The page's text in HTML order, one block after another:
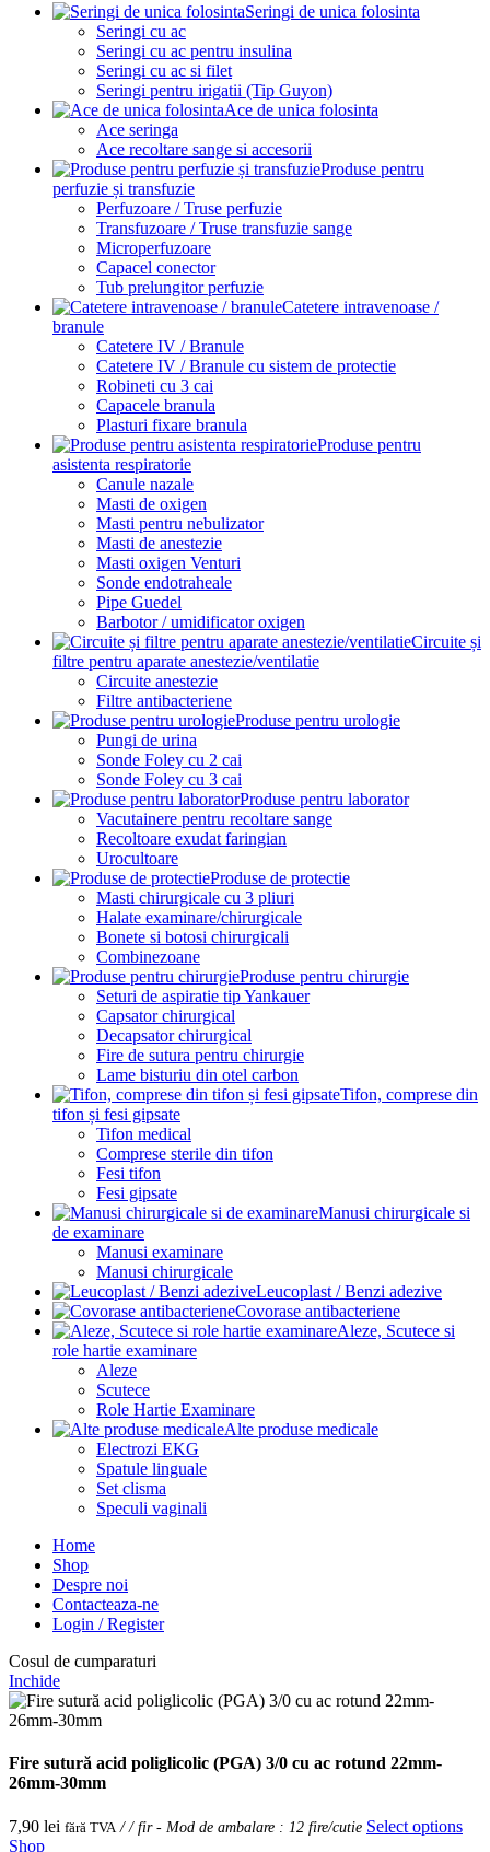
Seringi de unica folosinta
Seringi cu ac
Seringi cu ac pentru insulina
Seringi cu ac si filet
Seringi pentru irigatii (Tip Guyon)
Ace de unica folosinta
Ace seringa
Ace recoltare sange si accesorii
Produse pentru
perfuzie și transfuzie
Perfuzoare / Truse perfuzie
Transfuzoare / Truse transfuzie sange
Microperfuzoare
Capacel conector
Tub prelungitor perfuzie
Catetere intravenoase /
branule
Catetere IV / Branule
Catetere IV / Branule cu sistem de protectie
Robineti cu 3 cai
Capacele branula
Plasturi fixare branula
Produse pentru
asistenta respiratorie
Canule nazale
Masti de oxigen
Masti pentru nebulizator
Masti de anestezie
Masti oxigen Venturi
Sonde endotraheale
Pipe Guedel
Barbotor / umidificator oxigen
Circuite și
filtre pentru aparate anestezie/ventilatie
Circuite anestezie
Filtre antibacteriene
Produse pentru urologie
Pungi de urina
Sonde Foley cu 2 cai
Sonde Foley cu 3 cai
Produse pentru laborator
Vacutainere pentru recoltare sange
Recoltoare exudat faringian
Urocultoare
Produse de protectie
Masti chirurgicale cu 3 pliuri
Halate examinare/chirurgicale
Bonete si botosi chirurgicali
Combinezoane
Produse pentru chirurgie
Seturi de aspiratie tip Yankauer
Capsator chirurgical
Decapsator chirurgical
Fire de sutura pentru chirurgie
Lame bisturiu din otel carbon
Tifon, comprese din
tifon și fesi gipsate
Tifon medical
Comprese sterile din tifon
Fesi tifon
Fesi gipsate
Manusi chirurgicale si
de examinare
Manusi examinare
Manusi chirurgicale
Leucoplast / Benzi adezive
Covorase antibacteriene
Aleze, Scutece si
role hartie examinare
Aleze
Scutece
Role Hartie Examinare
Alte produse medicale
Electrozi EKG
Spatule linguale
Set clisma
Speculi vaginali
Home
Shop
Despre noi
Contacteaza-ne
Login / Register
Cosul de cumparaturi
Inchide
Fire sutură acid poliglicolic (PGA) 3/0 cu ac rotund 22mm-
26mm-30mm
7,90 lei fără TVA / / fir - Mod de ambalare : 12 fire/cutie Select options
Shop